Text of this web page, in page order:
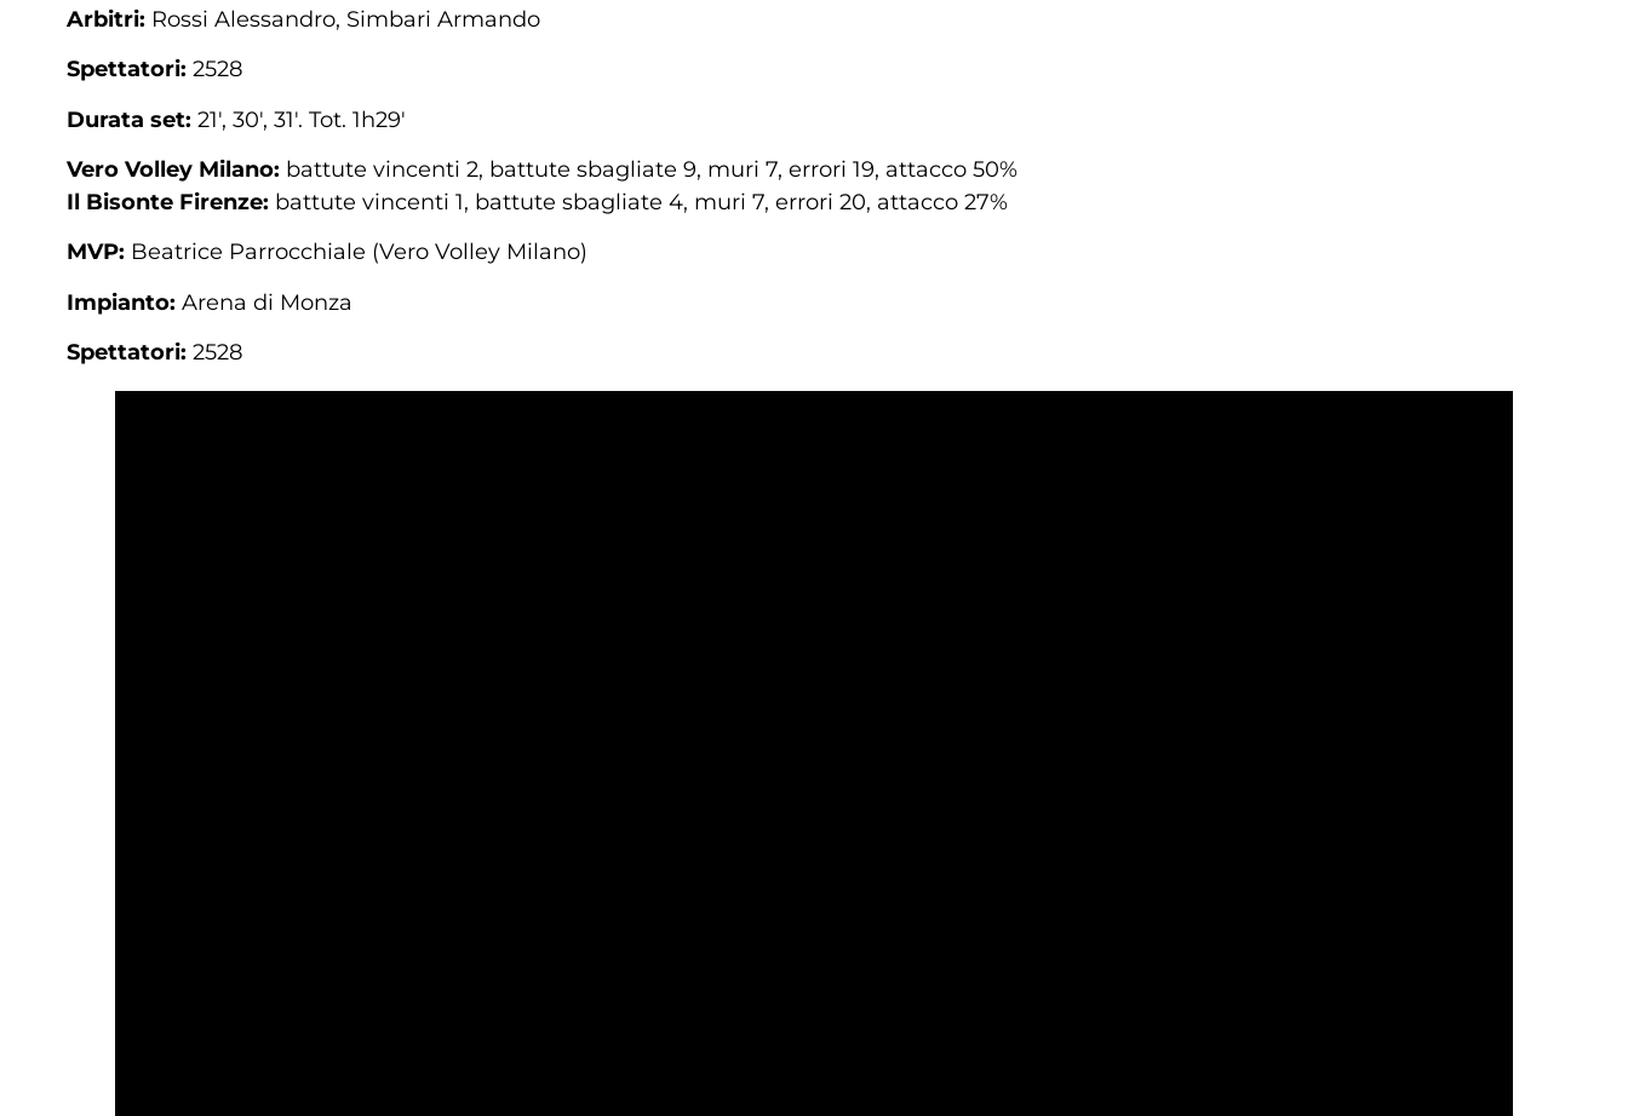
Arbitri: Rossi Alessandro, Simbari Armando
Spettatori: 2528
Durata set: 21′, 30′, 31′. Tot. 1h29′
Vero Volley Milano: battute vincenti 2, battute sbagliate 9, muri 7, errori 19, attacco 50%
Il Bisonte Firenze: battute vincenti 1, battute sbagliate 4, muri 7, errori 20, attacco 27%
MVP: Beatrice Parrocchiale (Vero Volley Milano)
Impianto: Arena di Monza
Spettatori: 2528